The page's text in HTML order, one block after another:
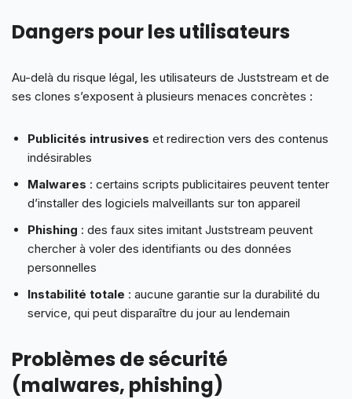
Dangers pour les utilisateurs
Au-delà du risque légal, les utilisateurs de Juststream et de
ses clones s’exposent à plusieurs menaces concrètes :
Publicités intrusives et redirection vers des contenus
indésirables
Malwares : certains scripts publicitaires peuvent tenter
d’installer des logiciels malveillants sur ton appareil
Phishing : des faux sites imitant Juststream peuvent
chercher à voler des identifiants ou des données
personnelles
Instabilité totale : aucune garantie sur la durabilité du
service, qui peut disparaître du jour au lendemain
Problèmes de sécurité
(malwares, phishing)